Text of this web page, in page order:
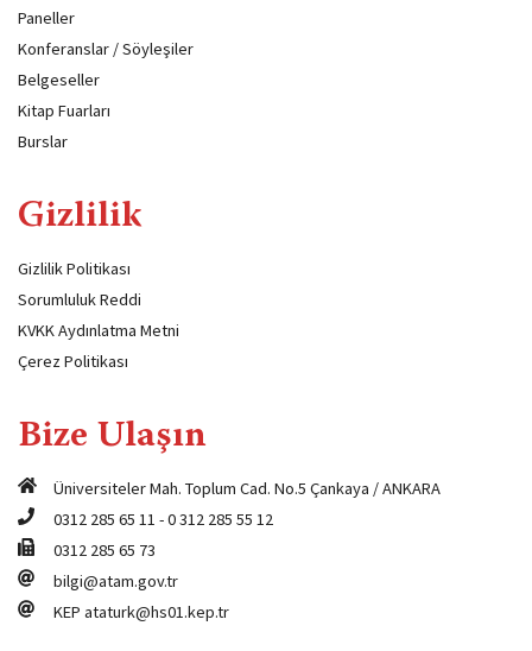
Paneller
Konferanslar / Söyleşiler
Belgeseller
Kitap Fuarları
Burslar
Gizlilik
Gizlilik Politikası
Sorumluluk Reddi
KVKK Aydınlatma Metni
Çerez Politikası
Bize Ulaşın
Üniversiteler Mah. Toplum Cad. No.5 Çankaya / ANKARA
0312 285 65 11 -0 312 285 55 12
0312 285 65 73
bilgi@atam.gov.tr
KEP ataturk@hs01.kep.tr